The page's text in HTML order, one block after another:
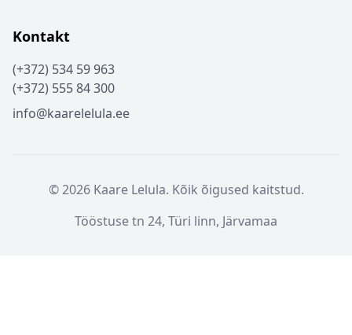
Kontakt
(+372) 534 59 963
(+372) 555 84 300
info@kaarelelula.ee
© 2026 Kaare Lelula. Kõik õigused kaitstud.
Tööstuse tn 24, Türi linn, Järvamaa